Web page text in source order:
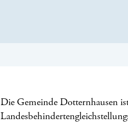
Die Gemeinde Dotternhausen